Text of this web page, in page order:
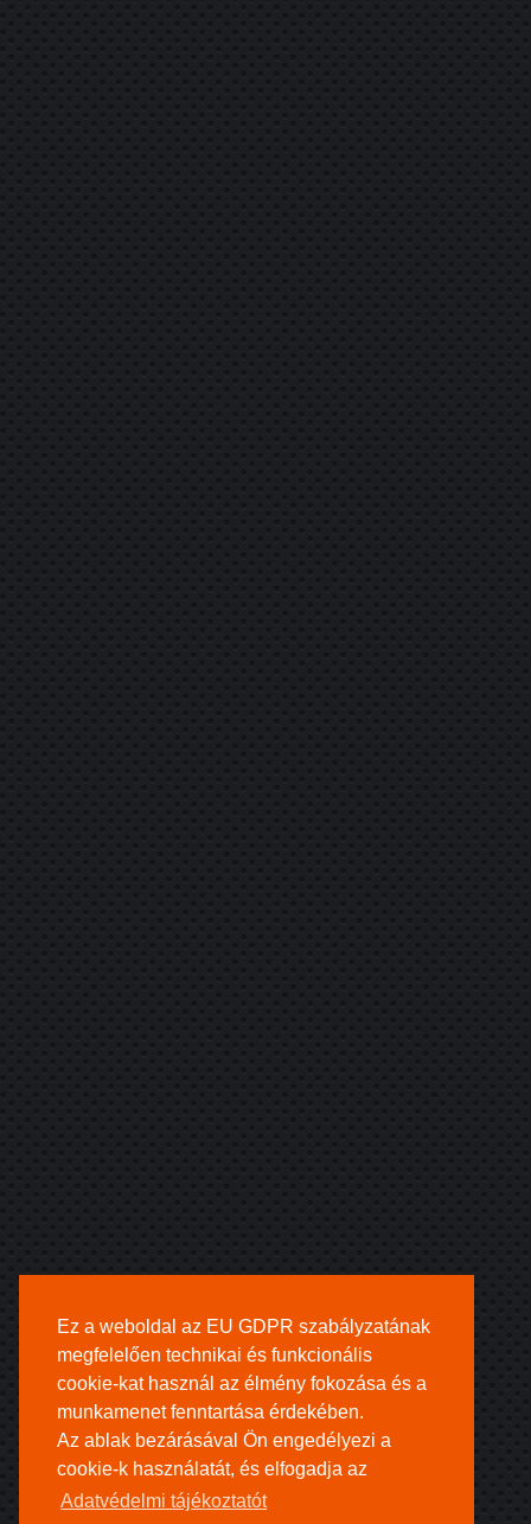
Ez a weboldal az EU GDPR szabályzatának
megfelelően technikai és funkcionális
cookie-kat használ az élmény fokozása és a
munkamenet fenntartása érdekében.
Az ablak bezárásával Ön engedélyezi a
cookie-k használatát, és elfogadja az
Adatvédelmi tájékoztatót